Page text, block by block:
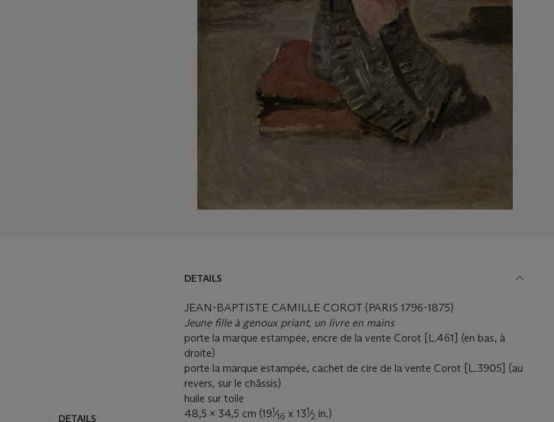
DETAILS
JEAN-BAPTISTE CAMILLE COROT (PARIS 1796-1875)
Jeune fille à genoux priant, un livre en mains
porte la marque estampée, encre de la vente Corot [L.461] (en bas, à
droite)
porte la marque estampée, cachet de cire de la vente Corot [L.3905] (au
revers, sur le châssis)
huile sur toile
48,5 x 34,5 cm (191⁄16 x 131⁄2 in.)